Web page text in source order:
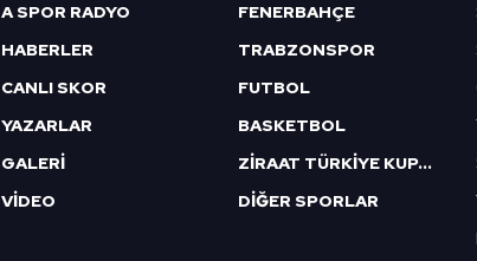
A SPOR RADYO
HABERLER
CANLI SKOR
YAZARLAR
GALERİ
VİDEO
FENERBAHÇE
TRABZONSPOR
FUTBOL
BASKETBOL
ZİRAAT TÜRKİYE KUPASI
DİĞER SPORLAR